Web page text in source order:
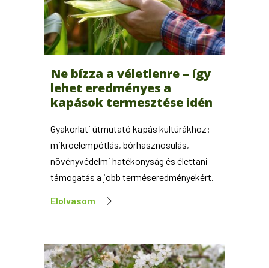
Ne bízza a véletlenre – így
lehet eredményes a
kapások termesztése idén
Gyakorlati útmutató kapás kultúrákhoz:
mikroelempótlás, bórhasznosulás,
növényvédelmi hatékonyság és élettani
támogatás a jobb terméseredményekért.
Elolvasom